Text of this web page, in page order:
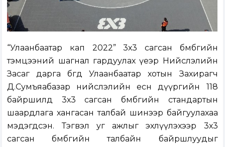
“Улаанбаатар кап 2022” 3х3 сагсан бөмбөгийн
тэмцээний шагнал гардуулах үеэр Нийслэлийн
Засаг дарга бөгөөд Улаанбаатар хотын Захирагч
Д.Сумъяабазар нийслэлийн есөн дүүргийн 118
байршилд 3х3 сагсан бөмбөгийн стандартын
шаардлага хангасан талбай шинээр байгуулахаа
мэдэгдсэн. Тэгвэл уг ажлыг эхлүүлэхээр 3х3
сагсан бөмбөгийн талбайн байршлуудыг